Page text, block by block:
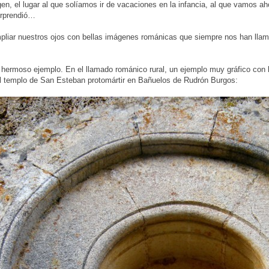
el lugar al que solíamos ir de vacaciones en la infancia, al que vamos
nuestros ojos con bellas imágenes románicas que siempre nos han
ejemplo. En el llamado románico rural, un ejemplo muy gráfico
templo de San Esteban protomártir en Bañuelos de Rudrón Burgos: